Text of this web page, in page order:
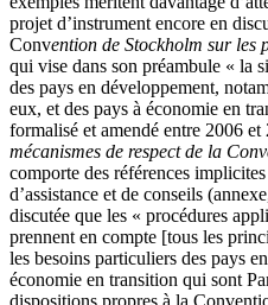
projet d’instrument encore en
Convention de Stockholm sur les
qui vise dans son préambule « la
des pays en développement,
eux, et des pays à économie en
formalisé et amendé entre 2006
mécanismes de respect de la
comporte des références
d’assistance et de conseils
discutée que les « procédures
prennent en compte [tous les
les besoins particuliers des pays
économie en transition qui sont
dispositions propres à la